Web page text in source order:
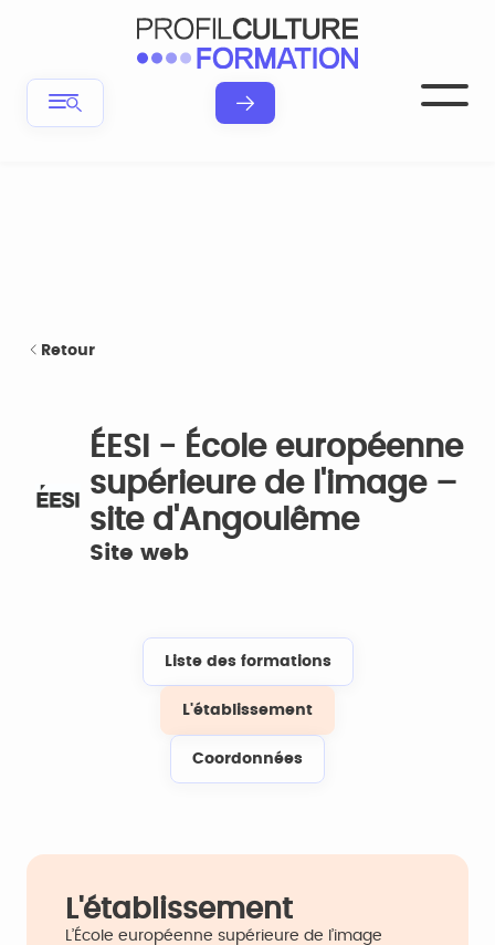
Retour
ÉESI - École européenne
supérieure de l'image –
site d'Angoulême
Site web
Liste des formations
L'établissement
Coordonnées
L'établissement
L’École européenne supérieure de l’image